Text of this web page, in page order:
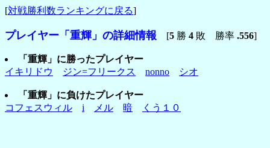
[対戦勝利数ランキングに戻る]
プレイヤー「重輝」の詳細情報 [5 勝 4 敗 勝率 .556]
「重輝」に勝ったプレイヤー
イキリドウ
ジン=フリークス nonno シオ
「重輝」に負けたプレイヤー
コフェスウィル
i メル 暗 くう１０